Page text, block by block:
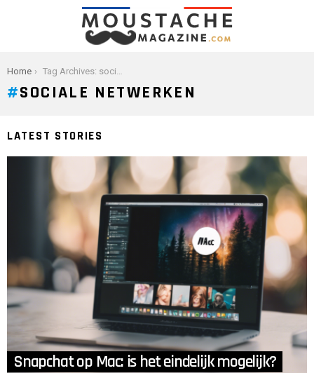
You are here:
Home Tag Archives: sociale netwerken
SOCIALE NETWERKEN
LATEST STORIES
Snapchat op Mac: is het eindelijk mogelijk?